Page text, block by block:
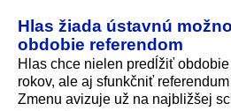
Hlas žiada ústavnú
obdobie referendom
Hlas chce nielen predĺžiť
rokov, ale aj sfunkčniť
Zmenu avizuje už na najbližšej